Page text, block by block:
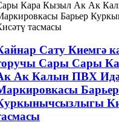
Сату Киемгә
Сары Сары
Ак Калын ПВХ
Барьер